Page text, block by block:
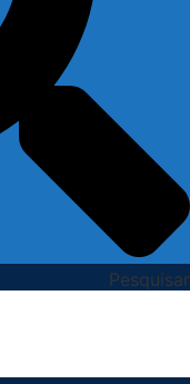
Pesquisar